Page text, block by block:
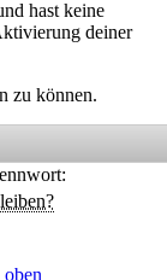
hast keine
deiner
zu können.